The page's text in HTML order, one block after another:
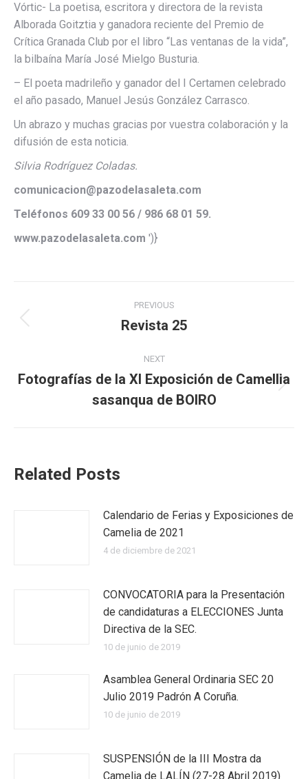
Vórtic- La poetisa, escritora y directora de la revista
Alborada Goitztia y ganadora reciente del Premio de
Crítica Granada Club por el libro “Las ventanas de la vida”,
la bilbaína María José Mielgo Busturia.
– El poeta madrileño y ganador del I Certamen celebrado
el año pasado, Manuel Jesús González Carrasco.
Un abrazo y muchas gracias por vuestra colaboración y la
difusión de esta noticia.
Silvia Rodríguez Coladas.
comunicacion@pazodelasaleta.com
Teléfonos 609 33 00 56 / 986 68 01 59.
www.pazodelasaleta.com ')}
navigation
PREVIOUS
Previous
Revista 25
NEXT
Next
post:
Fotografías de la XI Exposición de Camellia
sasanqua de BOIRO
Related Posts
Calendario de Ferias y Exposiciones de
Camelia de 2021
4 de diciembre de 2021
CONVOCATORIA para la Presentación
de candidaturas a ELECCIONES Junta
Directiva de la SEC.
10 de junio de 2019
Asamblea General Ordinaria SEC 20
Julio 2019 Padrón A Coruña.
10 de junio de 2019
SUSPENSIÓN de la III Mostra da
Camelia de LALÍN (27-28 Abril 2019)